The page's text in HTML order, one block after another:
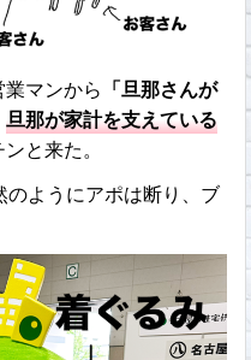
マンから 「旦那さんが
旦那が家計を支えている
と来た。
ようにアポは断り、ブ